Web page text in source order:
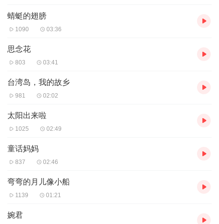
蜻蜓的翅膀
1090 03:36
思念花
803 03:41
台湾岛，我的故乡
981 02:02
太阳出来啦
1025 02:49
童话妈妈
837 02:46
弯弯的月儿像小船
1139 01:21
婉君